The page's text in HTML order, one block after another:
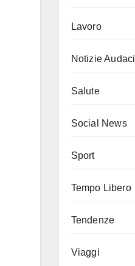
Lavoro
Notizie Audaci
Salute
Social News
Sport
Tempo Libero
Tendenze
Viaggi